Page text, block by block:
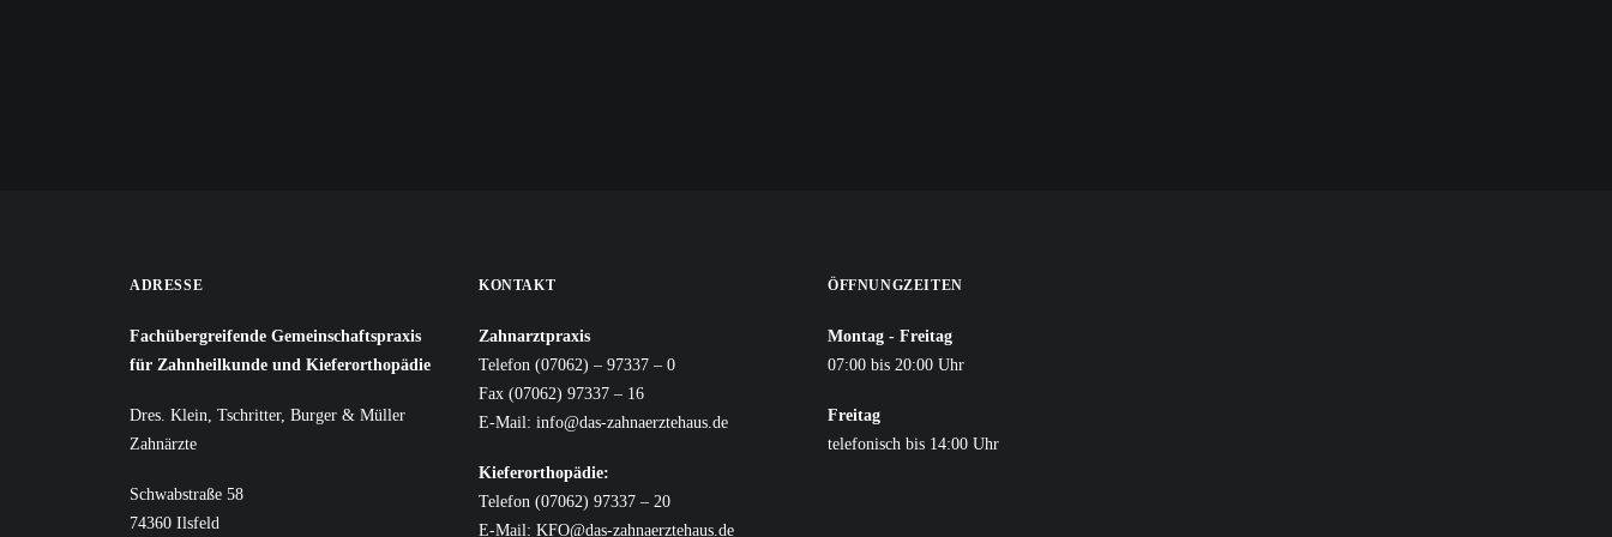
ADRESSE
Fachübergreifende Gemeinschaftspraxis
für Zahnheilkunde und Kieferorthopädie
Dres. Klein, Tschritter, Burger & Müller
Zahnärzte
Schwabstraße 58
74360 Ilsfeld
KONTAKT
Zahnarztpraxis
Telefon (07062) – 97337 – 0
Fax (07062) 97337 – 16
E-Mail: info@das-zahnaerztehaus.de
Kieferorthopädie:
Telefon (07062) 97337 – 20
E-Mail: KFO@das-zahnaerztehaus.de
ÖFFNUNGZEITEN
Montag - Freitag
07:00 bis 20:00 Uhr
Freitag
telefonisch bis 14:00 Uhr